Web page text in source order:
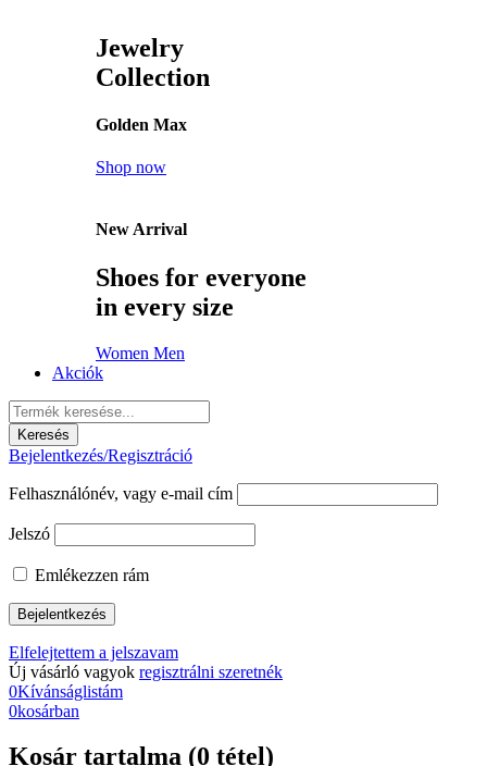
Jewelry
Collection
Golden Max
Shop now
New Arrival
Shoes for everyone
in every size
Women Men
Akciók
Bejelentkezés/Regisztráció
Felhasználónév, vagy e-mail cím
Jelszó
Emlékezzen rám
Elfelejtettem a jelszavam
Új vásárló vagyok regisztrálni szeretnék
0Kívánságlistám
0kosárban
Kosár tartalma (0 tétel)